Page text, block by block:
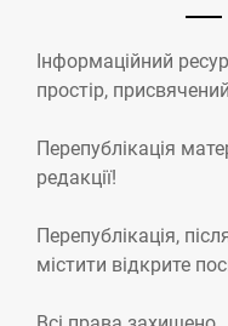
Інформаційний
простір,
Перепублікація
редакції!
Перепублікація,
містити відкрите